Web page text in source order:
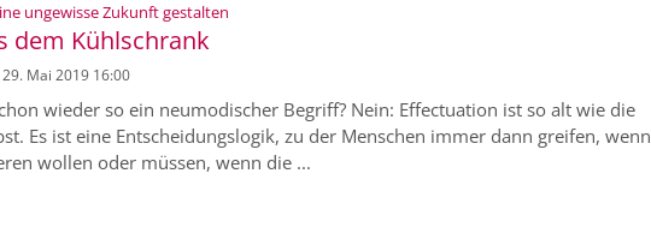
ungewisse Zukunft gestalten
dem Kühlschrank
Mai 2019 16:00
wieder so ein neumodischer Begriff? Nein: Effectuation ist so alt wie die
Es ist eine Entscheidungslogik, zu der Menschen immer dann greifen, wenn
wollen oder müssen, wenn die ...